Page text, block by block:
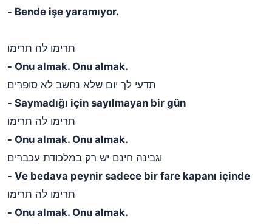
- Bende işe yaramıyor.
תרימו לה תרימו
- Onu almak. Onu almak.
תדעי לך יום שלא נחשב לא סופרים
- Saymadığı için sayılmayan bir gün
תרימו לה תרימו
- Onu almak. Onu almak.
וגבינה חינם יש רק במלכודת עכברים
- Ve bedava peynir sadece bir fare kapanı içinde
תרימו לה תרימו
- Onu almak. Onu almak.